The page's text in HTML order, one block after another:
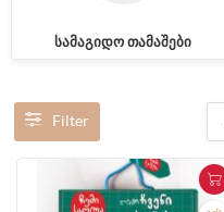
სამაგიდო თამაშები
Filter